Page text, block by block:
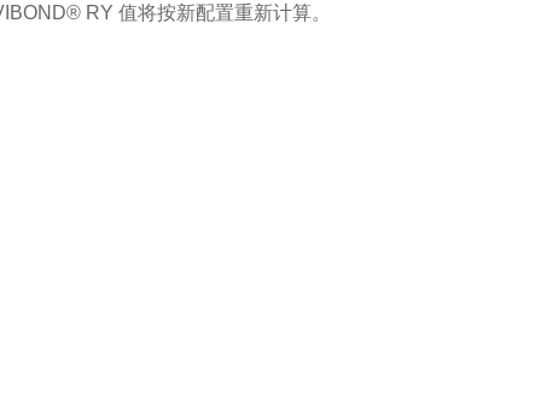
RY 值将按新配置重新计算。